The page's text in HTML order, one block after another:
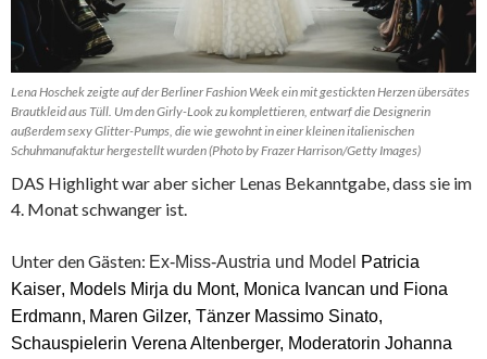
Lena Hoschek zeigte auf der Berliner Fashion Week ein mit gestickten Herzen übersätes
Brautkleid aus Tüll. Um den Girly-Look zu komplettieren, entwarf die Designerin
außerdem sexy Glitter-Pumps, die wie gewohnt in einer kleinen italienischen
Schuhmanufaktur hergestellt wurden (Photo by Frazer Harrison/Getty Images)
DAS Highlight war aber sicher Lenas Bekanntgabe, dass sie im
4. Monat schwanger ist.
Unter den Gästen: Ex-Miss-Austria und Model Patricia
Kaiser, Models Mirja du Mont, Monica Ivancan und Fiona
Erdmann, Maren Gilzer, Tänzer Massimo Sinato,
Schauspielerin Verena Altenberger, Moderatorin Johanna